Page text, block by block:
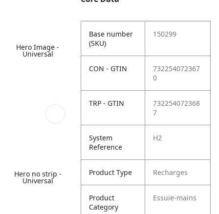
Hero Image -
Universal
Hero no strip -
Universal
Base number
(SKU)
150299
CON - GTIN
732254072367
0
TRP - GTIN
732254072368
7
System
Reference
H2
Product Type Recharges
Product
Category
Essuie-mains